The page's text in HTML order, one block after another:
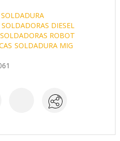
SOLDADORAS DIESEL
SOLDADORAS ROBOT
SOLDADURA MIG